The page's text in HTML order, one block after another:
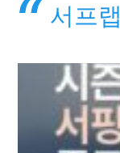
서프랩